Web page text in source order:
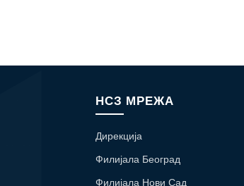
НСЗ МРЕЖА
Дирекција
Филијала Београд
Филијала Нови Сад